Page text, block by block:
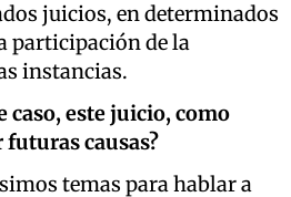
juicios, en determinados
participación de la
instancias.
caso, este juicio, como
causas?
temas para hablar a